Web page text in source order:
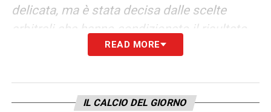
delicata, ma è stata decisa dalle scelte
arbitrali che hanno condizionato il risultato.
Abbiamo fatto un’ottima partita, fin quando
molte opportunità. L’espulsione di Quagliata
ha cambiato tutta la partita, insieme ad altre
READ MORE
IL CALCIO DEL GIORNO